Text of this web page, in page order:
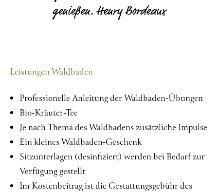
genießen. Henry Bordeaux
Leistungen Waldbaden
Professionelle Anleitung der Waldbaden-Übungen
Bio-Kräuter-Tee
Je nach Thema des Waldbadens zusätzliche Impulse
Ein kleines Waldbaden-Geschenk
Sitzunterlagen (desinfiziert) werden bei Bedarf zur
Verfügung gestellt
Im Kostenbeitrag ist die Gestattungsgebühr des